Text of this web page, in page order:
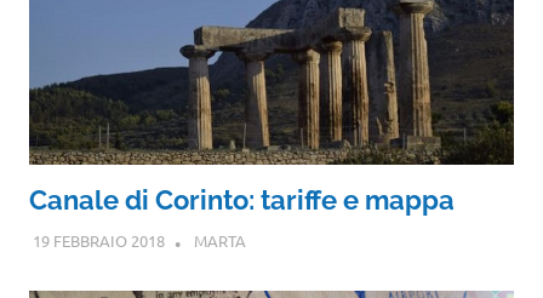
Canale di Corinto: tariffe e mappa
19 FEBBRAIO 2018 MARTA